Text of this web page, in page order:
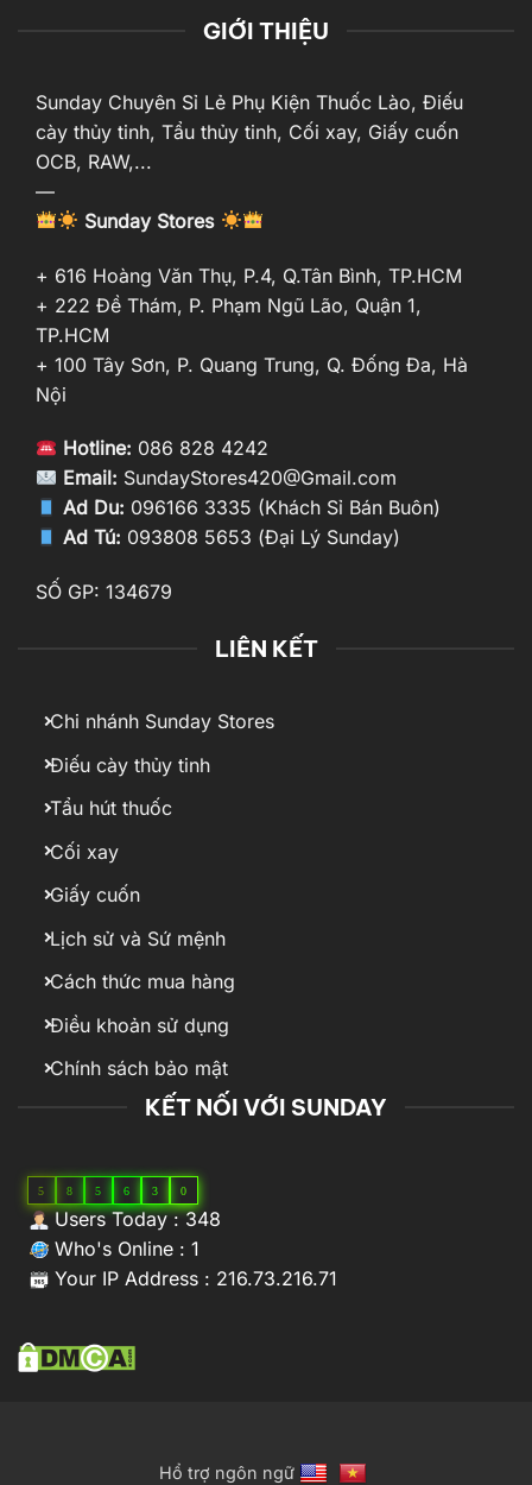
GIỚI THIỆU
Sunday Chuyên Sỉ Lẻ Phụ Kiện Thuốc Lào, Điếu
cày thủy tinh, Tẩu thủy tinh, Cối xay, Giấy cuốn
OCB, RAW,...
—
Sunday Stores
+ 616 Hoàng Văn Thụ, P.4, Q.Tân Bình, TP.HCM
+ 222 Đề Thám, P. Phạm Ngũ Lão, Quận 1,
TP.HCM
+ 100 Tây Sơn, P. Quang Trung, Q. Đống Đa, Hà
Nội
Hotline: 086 828 4242
Email: SundayStores420@Gmail.com
Ad Du: 096166 3335 (Khách Sỉ Bán Buôn)
Ad Tú: 093808 5653 (Đại Lý Sunday)
SỐ GP: 134679
LIÊN KẾT
Chi nhánh Sunday Stores
Điếu cày thủy tinh
Tẩu hút thuốc
Cối xay
Giấy cuốn
Lịch sử và Sứ mệnh
Cách thức mua hàng
Điều khoản sử dụng
Chính sách bảo mật
KẾT NỐI VỚI SUNDAY
5 8 5 6 3 0
Users Today : 348
Who's Online : 1
Your IP Address : 216.73.216.71
Hổ trợ ngôn ngữ